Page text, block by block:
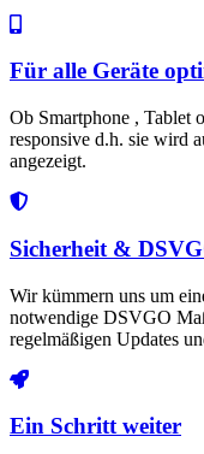
Für alle Geräte
Ob Smartphone , Tablet
responsive d.h. sie wird
angezeigt.
Sicherheit &
Wir kümmern uns um
notwendige DSVGO
regelmäßigen Updates
Ein Schritt weiter